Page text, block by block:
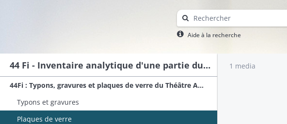
Aide à la recherche
44 Fi - Inventaire analytique d'une partie du fonds du Théâtre Alsacien de Colmar : typons et plaques de verre
44Fi : Typons, gravures et plaques de verre du Théâtre Alsacien de Colmar.
Typons et gravures
Plaques de verre
1 media